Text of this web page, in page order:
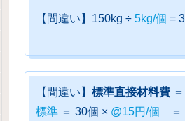
【間違い】150kg ÷5kg/個 =
【間違い】標準直接材料費
標準 ＝ 30個 × @15円/個